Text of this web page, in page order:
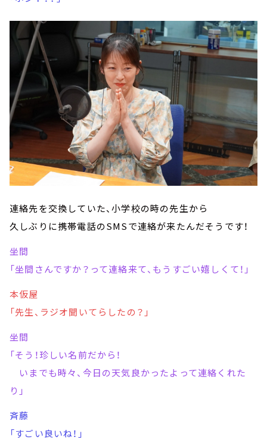
連絡先を交換していた、小学校の時の先生から
久しぶりに携帯電話のSMSで連絡が来たんだそうです！
坐間
「坐間さんですか？って連絡来て、もうすごい嬉しくて！」
本仮屋
「先生、ラジオ聞いてらしたの？」
坐間
「そう！珍しい名前だから！
いまでも時々、今日の天気良かったよって連絡くれた
り」
斉藤
「すごい良いね！」